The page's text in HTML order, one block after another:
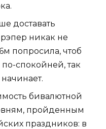
доставать
никак не
попросила, чтоб
спокойней, так
бивалютной
пройденным
праздников: в